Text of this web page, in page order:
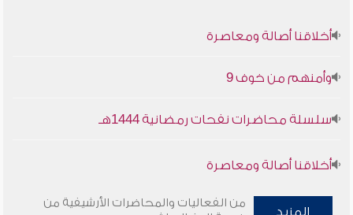
أخلاقنا أصالة ومعاصرة
وأمنهم من خوف 9
أخلاقنا أصالة ومعاصرة
وأمنهم من خوف 9
المزيد
من الفعاليات والمحاضرات الأرشيفية من